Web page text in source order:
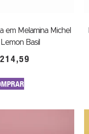
em Melamina Michel
Basil
214,59